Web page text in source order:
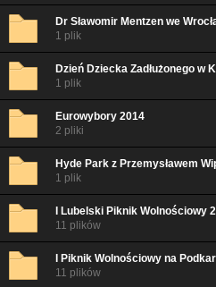
Dr Sławomir Mentzen we
1 plik
Dzień Dziecka Zadłużonego w
1 plik
Eurowybory 2014
2 pliki
Hyde Park z Przemysławem
1 plik
I Lubelski Piknik Wolnościowy
11 plików
I Piknik Wolnościowy na
11 plików